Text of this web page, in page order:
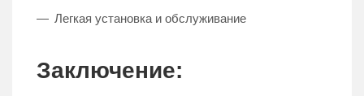
Легкая установка и обслуживание
Заключение: